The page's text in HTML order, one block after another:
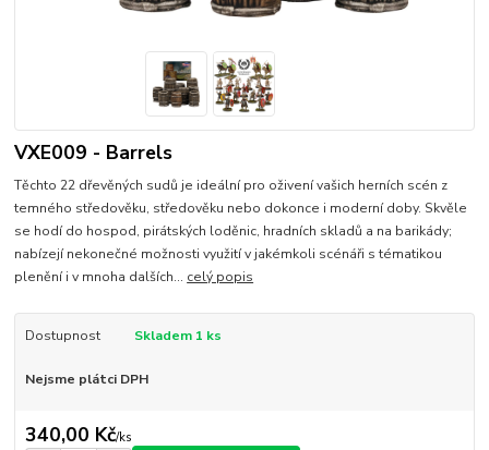
VXE009 - Barrels
Těchto 22 dřevěných sudů je ideální pro oživení vašich herních scén z
temného středověku, středověku nebo dokonce i moderní doby. Skvěle
se hodí do hospod, pirátských loděnic, hradních skladů a na barikády;
nabízejí nekonečné možnosti využití v jakémkoli scénáři s tématikou
plenění i v mnoha dalších... celý popis
Dostupnost Skladem 1 ks
Nejsme plátci DPH
340,00 Kč/ks